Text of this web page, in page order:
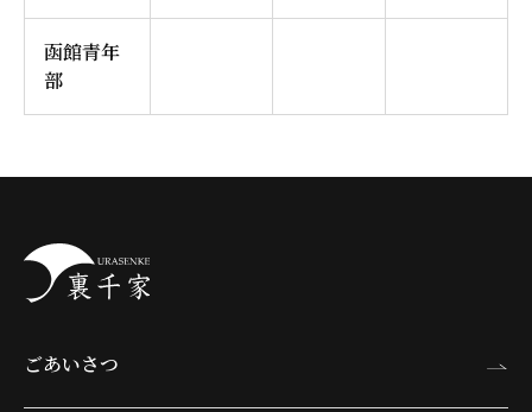
函館青年
部
ごあいさつ